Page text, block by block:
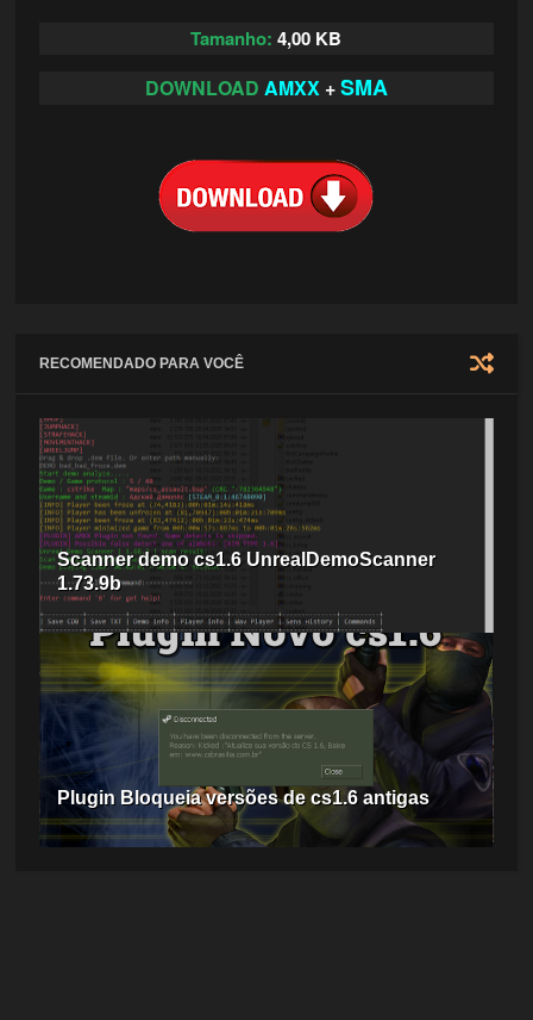
Tamanho: 4,00 KB
DOWNLOAD AMXX +SMA
RECOMENDADO PARA VOCÊ
Scanner demo cs1.6 UnrealDemoScanner
1.73.9b
Plugin Bloqueia versões de cs1.6 antigas